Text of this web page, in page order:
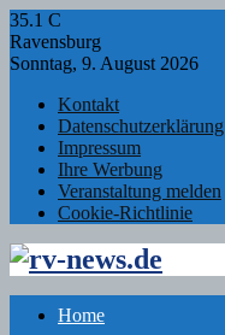
35.1 C
Ravensburg
Sonntag, 9. August 2026
Kontakt
Datenschutzerklärung
Impressum
Ihre Werbung
Veranstaltung melden
Cookie-Richtlinie
Facebook
Twitter
Instagram
Email
Rss
Home